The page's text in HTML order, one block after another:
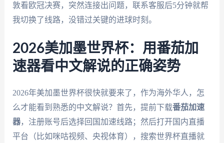
敦看欧冠决赛，突然连接出问题，联系客服后5分钟就帮
我切换了线路，没错过关键的进球时刻。
2026美加墨世界杯：用番茄加
速器看中文解说的正确姿势
2026年美加墨世界杯很快就要来了，作为海外华人，怎
么才能看到熟悉的中文解说？首先，提前下载番茄加速
器，注册账号后选择回国加速线路；然后打开国内直播
平台（比如咪咕视频、央视体育），搜索世界杯直播就